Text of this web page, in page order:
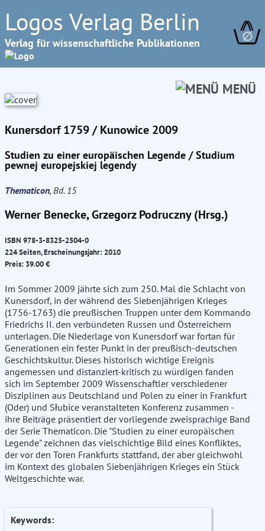
Logos Verlag Berlin
Verlag für wissenschaftliche Publikationen ∅
MENÜ
Kunersdorf 1759 / Kunowice 2009
Studien zu einer europäischen Legende / Studium
pewnej europejskiej legendy
Thematicon, Bd. 15
Werner Benecke, Grzegorz Podruczny (Hrsg.)
ISBN 978-3-8325-2504-0
224 Seiten, Erscheinungsjahr: 2010
Preis: 39.00 €
Im Sommer 2009 jährte sich zum 250. Mal die Schlacht von
Kunersdorf, in der während des Siebenjährigen Krieges
(1756-1763) die preußischen Truppen unter dem Kommando
Friedrichs II. den verbündeten Russen und Österreichern
unterlagen. Die Niederlage von Kunersdorf war fortan für
Generationen ein fester Punkt in der preußisch-deutschen
Geschichtskultur. Dieses historisch wichtige Ereignis
angemessen und distanziert-kritisch zu würdigen fanden
sich im September 2009 Wissenschaftler verschiedener
Disziplinen aus Deutschland und Polen zu einer in Frankfurt
(Oder) und Słubice veranstalteten Konferenz zusammen -
ihre Beiträge präsentiert der vorliegende zweisprachige Band
der Serie Thematicon. Die "Studien zu einer europäischen
Legende" zeichnen das vielschichtige Bild eines Konfliktes,
der vor den Toren Frankfurts stattfand, der aber gleichwohl
im Kontext des globalen Siebenjährigen Krieges ein Stück
Weltgeschichte war.
Keywords: